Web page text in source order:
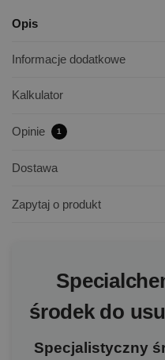
Opis
Informacje dodatkowe
Kalkulator
Opinie 1
Dostawa
Zapytaj o produkt
środek do
Specjalistyczny